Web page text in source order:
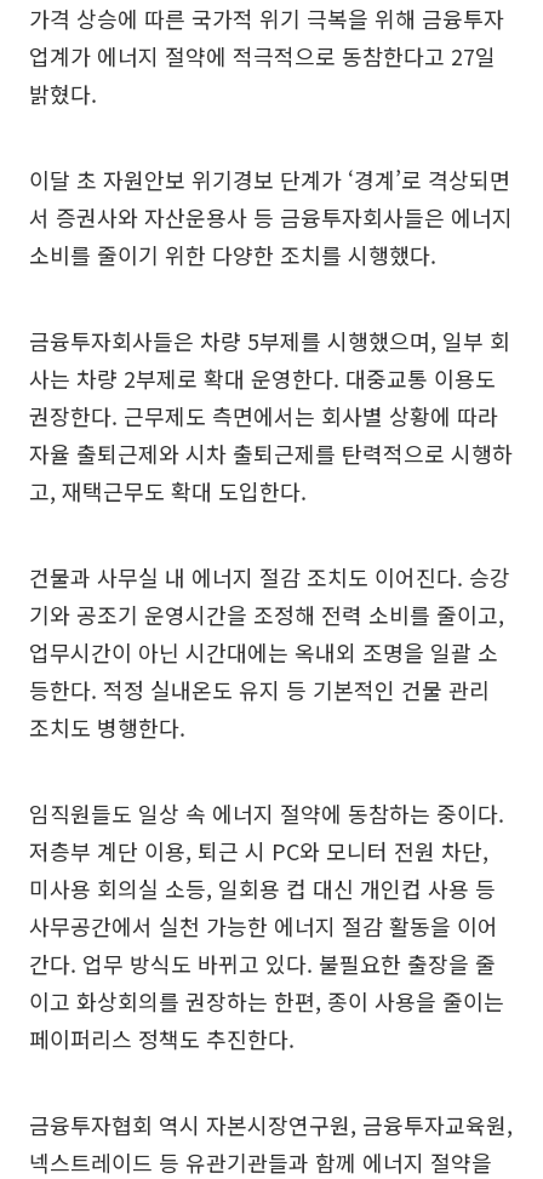
가격 상승에 따른 국가적 위기 극복을 위해 금융투자
업계가 에너지 절약에 적극적으로 동참한다고 27일
밝혔다.
이달 초 자원안보 위기경보 단계가 ‘경계’로 격상되면
서 증권사와 자산운용사 등 금융투자회사들은 에너지
소비를 줄이기 위한 다양한 조치를 시행했다.
금융투자회사들은 차량 5부제를 시행했으며, 일부 회
사는 차량 2부제로 확대 운영한다. 대중교통 이용도
권장한다. 근무제도 측면에서는 회사별 상황에 따라
자율 출퇴근제와 시차 출퇴근제를 탄력적으로 시행하
고, 재택근무도 확대 도입한다.
건물과 사무실 내 에너지 절감 조치도 이어진다. 승강
기와 공조기 운영시간을 조정해 전력 소비를 줄이고,
업무시간이 아닌 시간대에는 옥내외 조명을 일괄 소
등한다. 적정 실내온도 유지 등 기본적인 건물 관리
조치도 병행한다.
임직원들도 일상 속 에너지 절약에 동참하는 중이다.
저층부 계단 이용, 퇴근 시 PC와 모니터 전원 차단,
미사용 회의실 소등, 일회용 컵 대신 개인컵 사용 등
사무공간에서 실천 가능한 에너지 절감 활동을 이어
간다. 업무 방식도 바뀌고 있다. 불필요한 출장을 줄
이고 화상회의를 권장하는 한편, 종이 사용을 줄이는
페이퍼리스 정책도 추진한다.
금융투자협회 역시 자본시장연구원, 금융투자교육원,
넥스트레이드 등 유관기관들과 함께 에너지 절약을